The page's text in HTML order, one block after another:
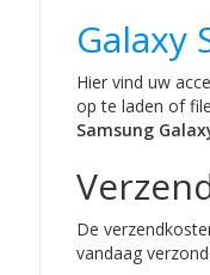
Galaxy
Hier vind uw
op te laden of
Samsung
De
vandaag